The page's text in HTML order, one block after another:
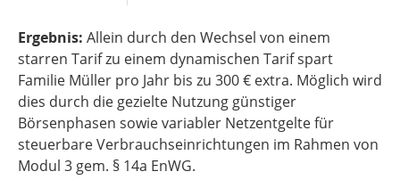
Ergebnis: Allein durch den Wechsel von einem
starren Tarif zu einem dynamischen Tarif spart
Familie Müller pro Jahr bis zu 300 € extra. Möglich wird
dies durch die gezielte Nutzung günstiger
Börsenphasen sowie variabler Netzentgelte für
steuerbare Verbrauchseinrichtungen im Rahmen von
Modul 3 gem. § 14a EnWG.